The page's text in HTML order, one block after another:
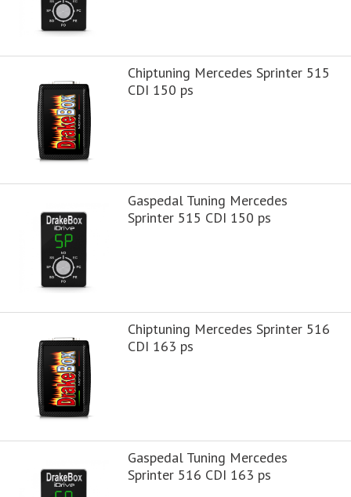
Chiptuning Mercedes Sprinter 515
CDI 150 ps
Gaspedal Tuning Mercedes
Sprinter 515 CDI 150 ps
Chiptuning Mercedes Sprinter 516
CDI 163 ps
Gaspedal Tuning Mercedes
Sprinter 516 CDI 163 ps